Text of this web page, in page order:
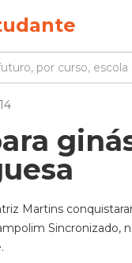
Martins
Sincronizado,